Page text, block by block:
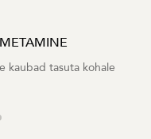
kaubad tasuta kohale